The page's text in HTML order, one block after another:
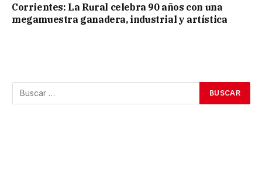
Corrientes: La Rural celebra 90 años con una
megamuestra ganadera, industrial y artística